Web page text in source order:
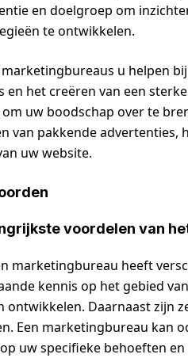
en doelgroep om
te ontwikkelen.
u helpen
het creëren van een
uw boodschap over te
van pakkende advertenties,
uw website.
voordelen van
marketingbureau heeft
kennis op het gebied
ontwikkelen. Daarnaast zijn
Een marketingbureau kan
uw specifieke behoeften